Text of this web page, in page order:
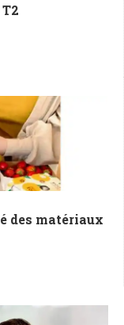
des matériaux